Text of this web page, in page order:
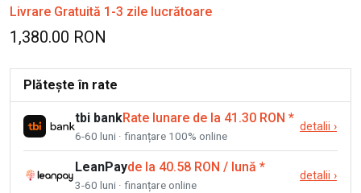
Livrare Gratuită 1-3 zile lucrătoare
1,380.00 RON
Plătește în rate
tbi bankRate lunare de la 41.30 RON *
6-60 luni · finanțare 100% online
detalii ›
LeanPayde la 40.58 RON / lună *
3-60 luni · finanțare online
detalii ›